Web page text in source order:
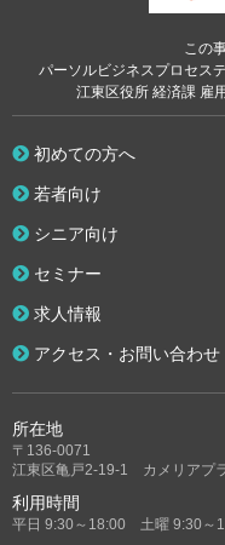
この
パーソルビジネスプロセス
江東区役所 経済課 雇
所在地
〒136-0071
江東区亀戸2-19-1 カメリアプ
利用時間
平日 9:30～18:00 土曜 9:30～
初めての方へ
若者向け
シニア向け
セミナー
求人情報
アクセス・お問い合わせ